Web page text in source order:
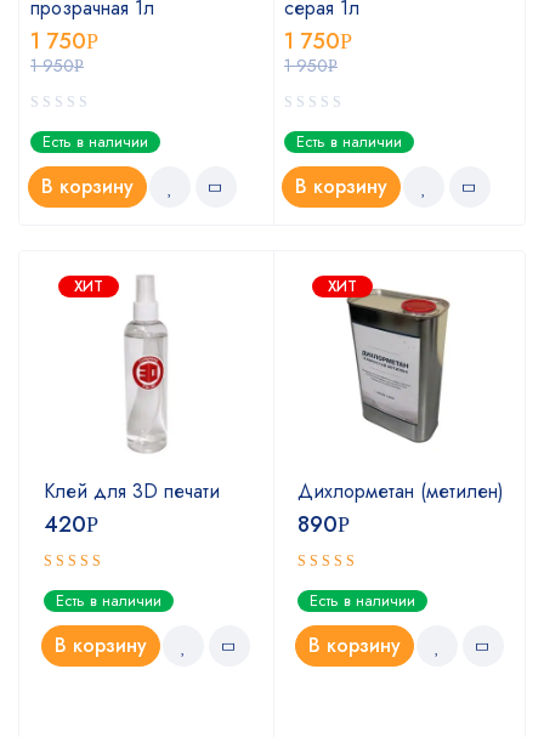
прозрачная 1л
1 950Р
1 750Р
Есть в наличии
В корзину
серая 1л
1 950Р
1 750Р
Есть в наличии
В корзину
ХИТ
Клей для 3D печати
420Р
Оценка
5.00из 5
Есть в наличии
В корзину
ХИТ
Дихлорметан (метилен)
890Р
Оценка
4.67из 5
Есть в наличии
В корзину